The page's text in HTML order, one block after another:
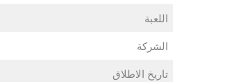
اللعبة
الشركة
تاريخ الاطلاق